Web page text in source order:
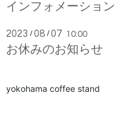
インフォメーション
2023 /08 /07 10:00
お休みのお知らせ
yokohama coffee stand